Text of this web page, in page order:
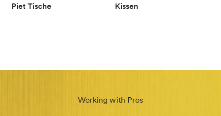
Piet Tische Kissen
Working with Pros